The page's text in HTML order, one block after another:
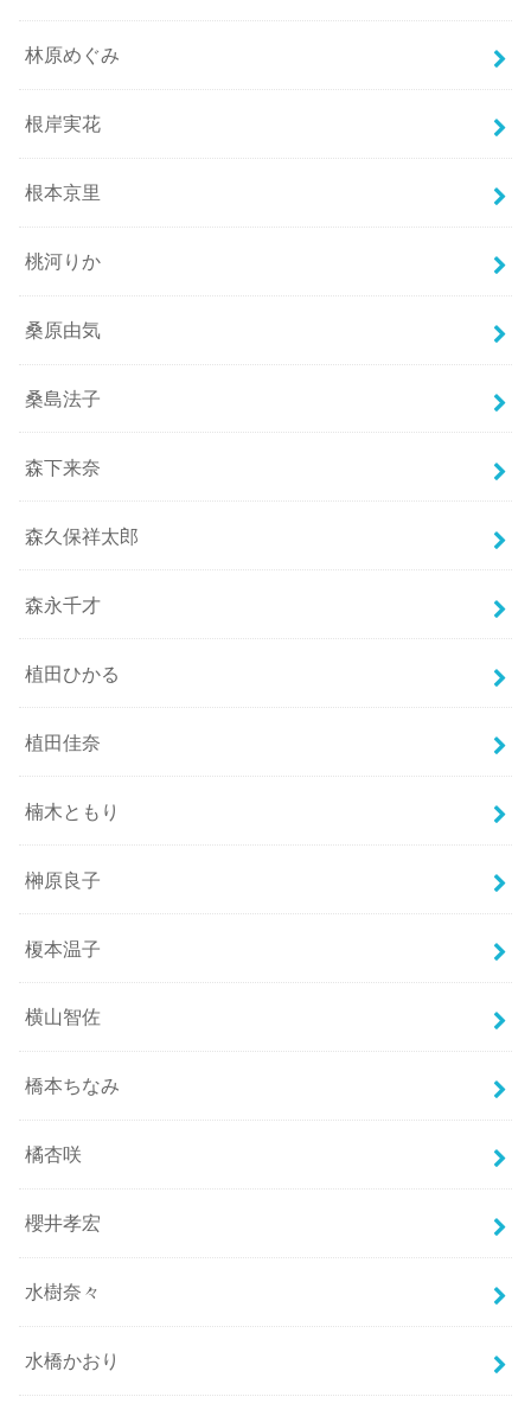
林原めぐみ
根岸実花
根本京里
桃河りか
桑原由気
桑島法子
森下来奈
森久保祥太郎
森永千才
植田ひかる
植田佳奈
楠木ともり
榊原良子
榎本温子
横山智佐
橋本ちなみ
橘杏咲
櫻井孝宏
水樹奈々
水橋かおり